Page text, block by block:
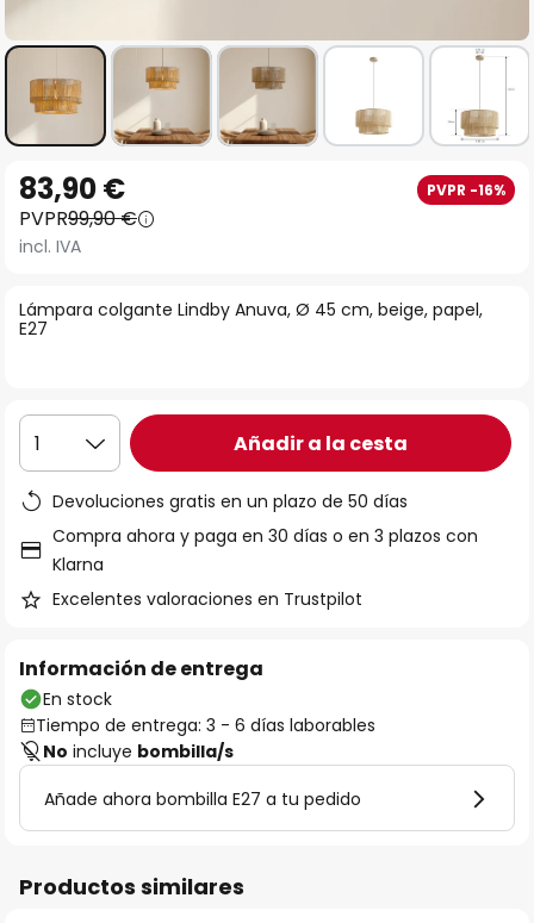
comienzo
de
galería
de
Lámpara colgante Lindby Anuva, Ø 45 cm, beige, papel,
E27
83,90 € PVPR -16%
PVPR99,90 €
incl. IVA
1 Añadir a la cesta
Devoluciones gratis en un plazo de 50 días
Compra ahora y paga en 30 días o en 3 plazos con
Klarna
Excelentes valoraciones en Trustpilot
Información de entrega
En stock
Tiempo de entrega: 3 - 6 días laborables
No incluye bombilla/s
Añade ahora bombilla E27 a tu pedido
Productos similares